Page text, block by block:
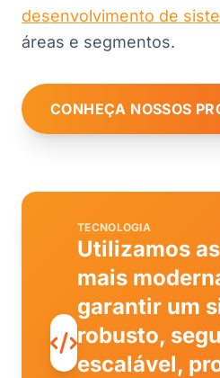
desenvolvimento de
áreas e segmentos.
CONHEÇA NOSSOS
TECNOLOGIA
Utilizamos
mais
garantir um
robusto,
escalável,